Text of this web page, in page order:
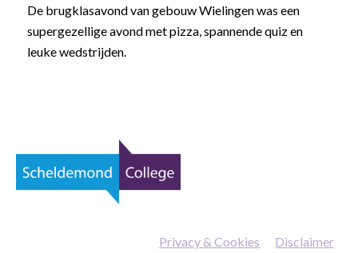
De brugklasavond van gebouw Wielingen was een
supergezellige avond met pizza, spannende quiz en
leuke wedstrijden.
Privacy & Cookies Disclaimer